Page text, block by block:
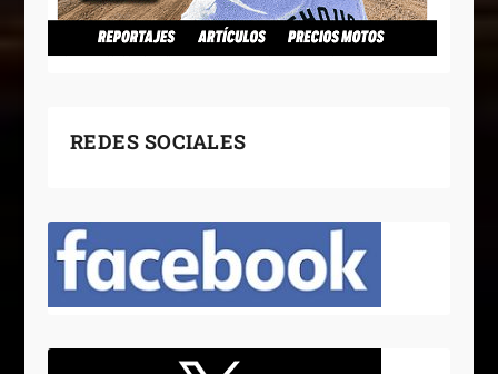
REDES SOCIALES